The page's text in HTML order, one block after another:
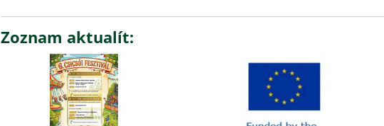
Zoznam aktualít: